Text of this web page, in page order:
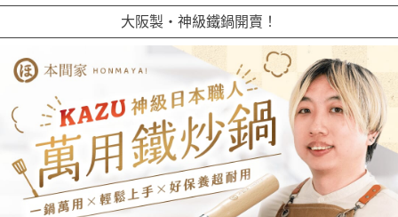
大阪製・神級鐵鍋開賣！